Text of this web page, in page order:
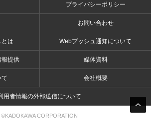
プライバシーポリシー
お問い合わせ
とは Webプッシュ通知について
報提供 媒体資料
て 会社概要
用者情報の外部送信について
©KADOKAWA CORPORATION